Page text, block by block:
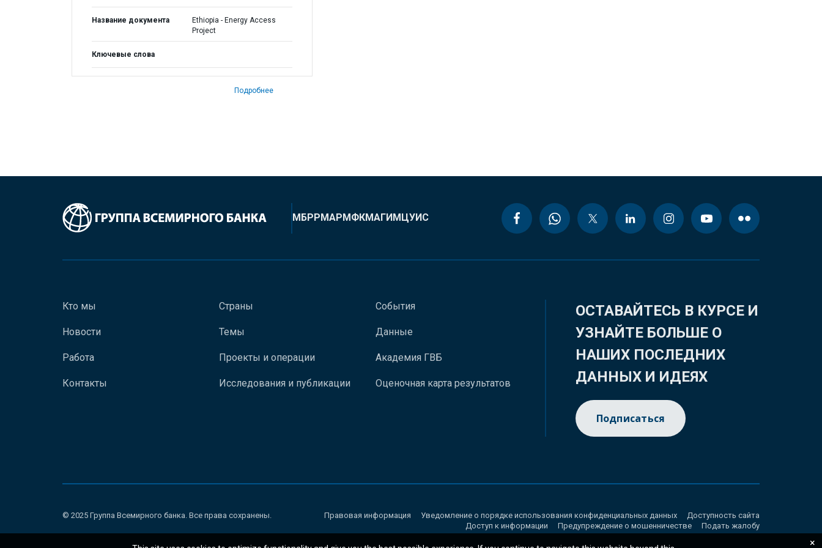
Название документа
Ethiopia - Energy Access
Project
Ключевые слова
Подробнее
МБРРМАРМФКМАГИМЦУИС
Кто мы
Новости
Работа
Контакты
Страны
Темы
Проекты и операции
Исследования и публикации
События
Данные
Академия ГВБ
Оценочная карта результатов
ОСТАВАЙТЕСЬ В КУРСЕ И
УЗНАЙТЕ БОЛЬШЕ О
НАШИХ ПОСЛЕДНИХ
ДАННЫХ И ИДЕЯХ
Подписаться
© 2025 Группа Всемирного банка. Все права сохранены. Правовая информация Уведомление о порядке использования конфиденциальных данных
Доступность сайта
Доступ к информации
Предупреждение о мошенничестве Подать жалобу
×